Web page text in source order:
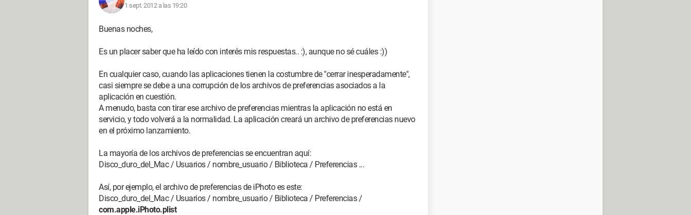
1 sept. 2012 a las 19:20
Buenas noches,
Es un placer saber que ha leído con interés mis respuestas.. :), aunque no sé cuáles :))
En cualquier caso, cuando las aplicaciones tienen la costumbre de "cerrar inesperadamente",
casi siempre se debe a una corrupción de los archivos de preferencias asociados a la
aplicación en cuestión.
A menudo, basta con tirar ese archivo de preferencias mientras la aplicación no está en
servicio, y todo volverá a la normalidad. La aplicación creará un archivo de preferencias nuevo
en el próximo lanzamiento.
La mayoría de los archivos de preferencias se encuentran aquí:
Disco_duro_del_Mac / Usuarios / nombre_usuario / Biblioteca / Preferencias ...
Así, por ejemplo, el archivo de preferencias de iPhoto es este:
Disco_duro_del_Mac / Usuarios / nombre_usuario / Biblioteca / Preferencias /
com.apple.iPhoto.plist